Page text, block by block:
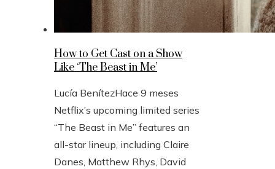
How to Get Cast on a Show
Like ‘The Beast in Me’
Lucía BenítezHace 9 meses
Netflix’s upcoming limited series
“The Beast in Me” features an
all-star lineup, including Claire
Danes, Matthew Rhys, David